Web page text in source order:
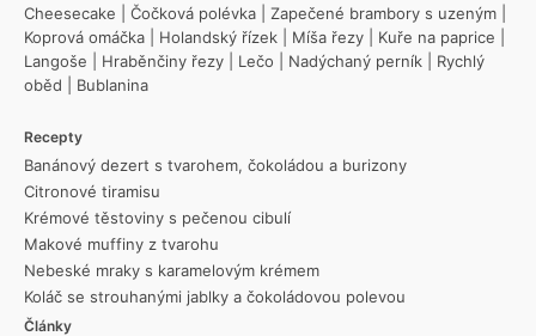
Cheesecake
Čočková polévka Zapečené brambory s uzeným
Koprová omáčka
Holandský řízek Míša řezy Kuře na paprice
Langoše
Hraběnčiny řezy Lečo Nadýchaný perník
Rychlý
oběd
Bublanina
Recepty
Banánový dezert s tvarohem, čokoládou a burizony
Citronové tiramisu
Krémové těstoviny s pečenou cibulí
Makové muffiny z tvarohu
Nebeské mraky s karamelovým krémem
Koláč se strouhanými jablky a čokoládovou polevou
Články